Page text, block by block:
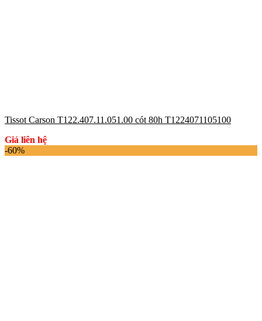
Tissot Carson T122.407.11.051.00 cót 80h T1224071105100
Giá liên hệ
-60%